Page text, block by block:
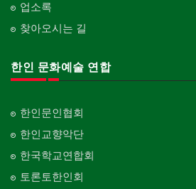
업소록
찾아오시는 길
한인 문화예술 연합
한인문인협회
한인교향악단
한국학교연합회
토론토한인회